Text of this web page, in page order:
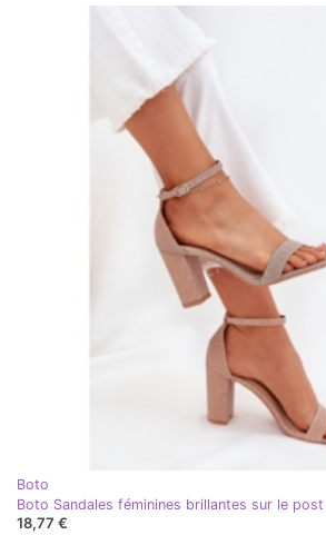
Boto
Boto Sandales féminines brillantes sur le
18,77 €